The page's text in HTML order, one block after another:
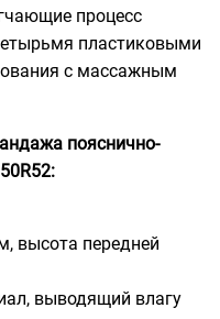
процесс
пластиковыми
с массажным
пояснично-
высота передней
выводящий влагу